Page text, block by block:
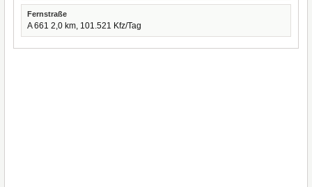
Fernstraße
A 661 2,0 km, 101.521 Kfz/Tag